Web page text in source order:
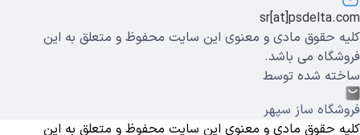
sr[at]psdelta.com
کلیه حقوق مادی و معنوی این سایت محفوظ و متعلق به این
فروشگاه می باشد.
ساخته شده توسط
فروشگاه ساز سپهر
کلیه حقوق مادی و معنوی این سایت محفوظ و متعلق به این